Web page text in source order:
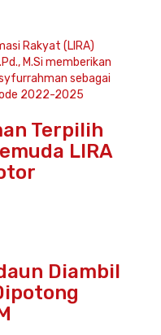
Terpilih
LIRA
Diambil